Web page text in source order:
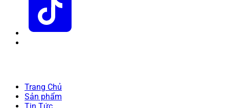
Trang Chủ
Sản phẩm